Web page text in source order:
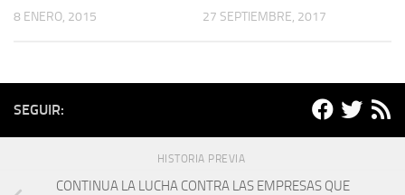
8 ENERO, 2015 27 SEPTIEMBRE, 2017
SEGUIR:
HISTORIA PREVIA
CONTINUA LA LUCHA CONTRA LAS EMPRESAS QUE